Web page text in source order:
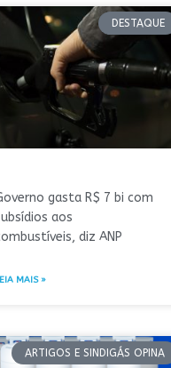
DESTAQUE
gasta R$ 7 bi com
aos
diz ANP
MAIS »
ARTIGOS E SINDIGÁS OPINA